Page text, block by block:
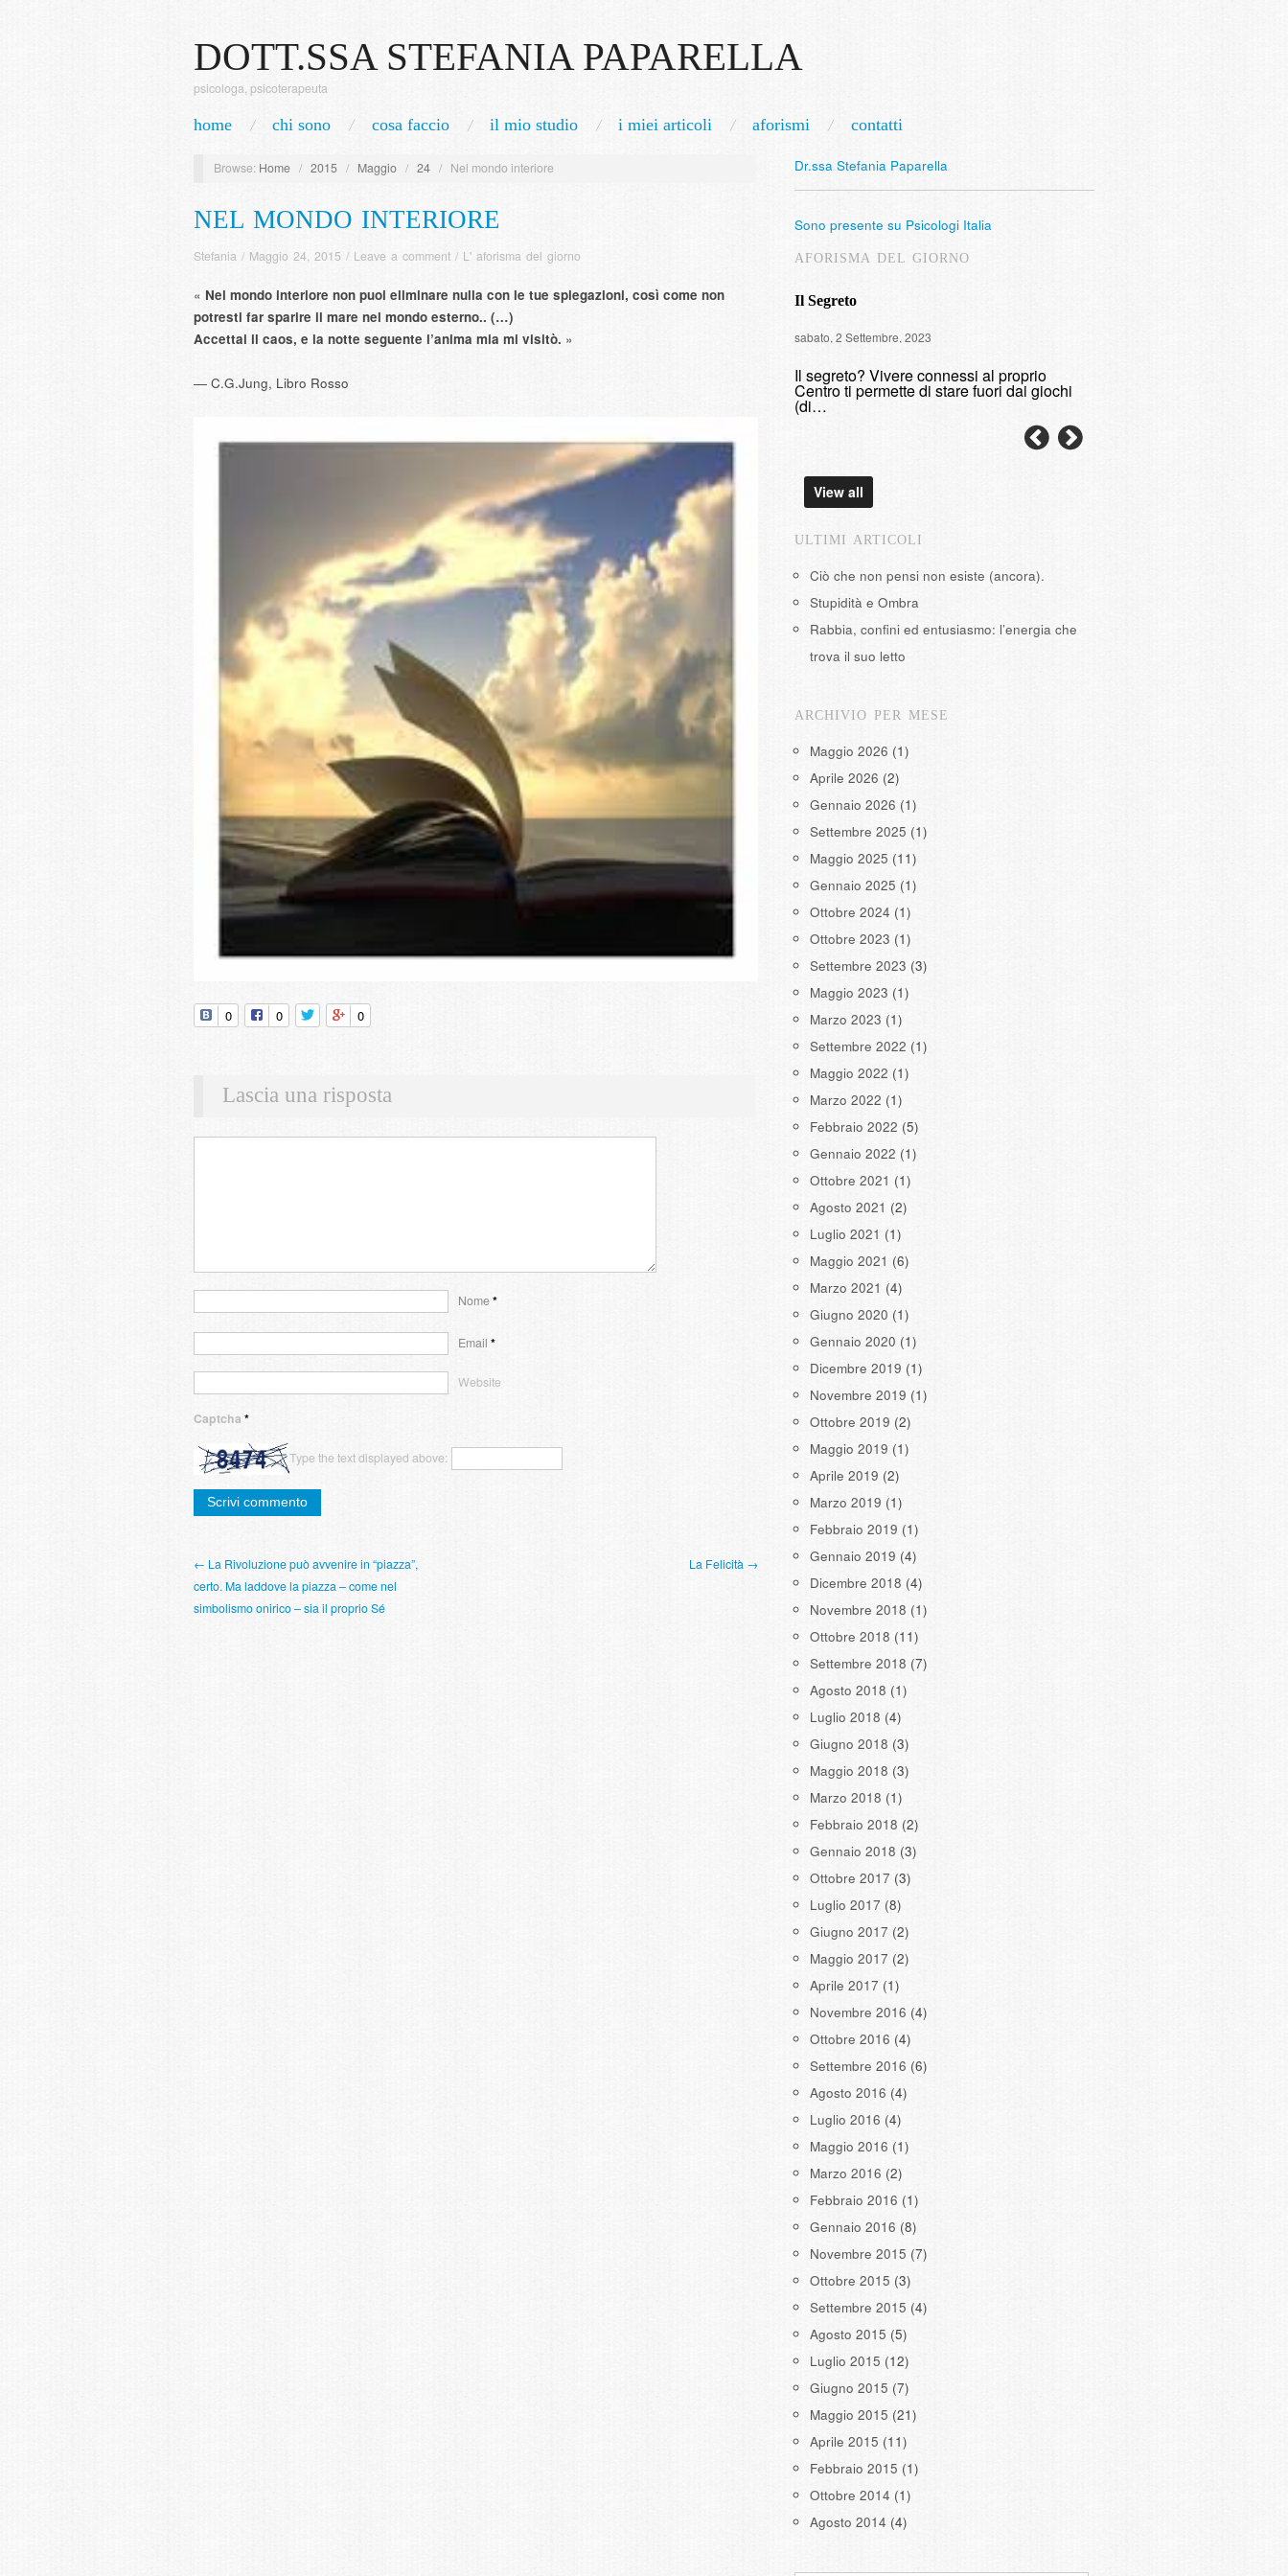
DOTT.SSA STEFANIA PAPARELLA
psicologa, psicoterapeuta
home chi sono cosa faccio il mio studio i miei articoli aforismi contatti
Browse: Home / 2015 / Maggio / 24 / Nel mondo interiore
NEL MONDO INTERIORE
Stefania / Maggio 24, 2015 / Leave a comment / L' aforisma del giorno
« Nel mondo interiore non puoi eliminare nulla con le tue spiegazioni, così come non
potresti far sparire il mare nel mondo esterno.. (…)
Accettai il caos, e la notte seguente l’anima mia mi visitò. »
― C.G.Jung, Libro Rosso
0 0 0
Lascia una risposta
Nome*
Email *
Website
Captcha *
Type the text displayed above:
← La Rivoluzione può avvenire in “piazza”,
certo. Ma laddove la piazza – come nel
simbolismo onirico – sia il proprio Sé
La Felicità →
Dr.ssa Stefania Paparella
Sono presente su Psicologi Italia
AFORISMA DEL GIORNO
Il Segreto
sabato, 2 Settembre, 2023
Il segreto? Vivere connessi al proprio
Centro ti permette di stare fuori dai giochi
(di…
View all
ULTIMI ARTICOLI
Ciò che non pensi non esiste (ancora).
Stupidità e Ombra
Rabbia, confini ed entusiasmo: l’energia che
trova il suo letto
ARCHIVIO PER MESE
Maggio 2026 (1)
Aprile 2026 (2)
Gennaio 2026 (1)
Settembre 2025 (1)
Maggio 2025 (11)
Gennaio 2025 (1)
Ottobre 2024 (1)
Ottobre 2023 (1)
Settembre 2023 (3)
Maggio 2023 (1)
Marzo 2023 (1)
Settembre 2022 (1)
Maggio 2022 (1)
Marzo 2022 (1)
Febbraio 2022 (5)
Gennaio 2022 (1)
Ottobre 2021 (1)
Agosto 2021 (2)
Luglio 2021 (1)
Maggio 2021 (6)
Marzo 2021 (4)
Giugno 2020 (1)
Gennaio 2020 (1)
Dicembre 2019 (1)
Novembre 2019 (1)
Ottobre 2019 (2)
Maggio 2019 (1)
Aprile 2019 (2)
Marzo 2019 (1)
Febbraio 2019 (1)
Gennaio 2019 (4)
Dicembre 2018 (4)
Novembre 2018 (1)
Ottobre 2018 (11)
Settembre 2018 (7)
Agosto 2018 (1)
Luglio 2018 (4)
Giugno 2018 (3)
Maggio 2018 (3)
Marzo 2018 (1)
Febbraio 2018 (2)
Gennaio 2018 (3)
Ottobre 2017 (3)
Luglio 2017 (8)
Giugno 2017 (2)
Maggio 2017 (2)
Aprile 2017 (1)
Novembre 2016 (4)
Ottobre 2016 (4)
Settembre 2016 (6)
Agosto 2016 (4)
Luglio 2016 (4)
Maggio 2016 (1)
Marzo 2016 (2)
Febbraio 2016 (1)
Gennaio 2016 (8)
Novembre 2015 (7)
Ottobre 2015 (3)
Settembre 2015 (4)
Agosto 2015 (5)
Luglio 2015 (12)
Giugno 2015 (7)
Maggio 2015 (21)
Aprile 2015 (11)
Febbraio 2015 (1)
Ottobre 2014 (1)
Agosto 2014 (4)